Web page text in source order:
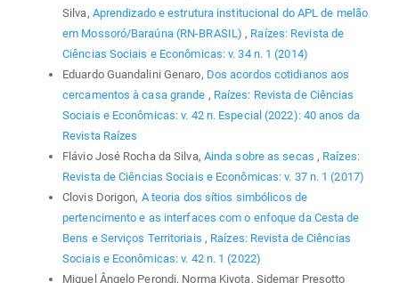
Silva, Aprendizado e estrutura institucional do APL de melão
em Mossoró/Baraúna (RN-BRASIL) , Raízes: Revista de
Ciências Sociais e Econômicas: v. 34 n. 1 (2014)
Eduardo Guandalini Genaro, Dos acordos cotidianos aos
cercamentos à casa grande , Raízes: Revista de Ciências
Sociais e Econômicas: v. 42 n. Especial (2022): 40 anos da
Revista Raízes
Flávio José Rocha da Silva, Ainda sobre as secas , Raízes:
Revista de Ciências Sociais e Econômicas: v. 37 n. 1 (2017)
Clovis Dorigon, A teoria dos sítios simbólicos de
pertencimento e as interfaces com o enfoque da Cesta de
Bens e Serviços Territoriais , Raízes: Revista de Ciências
Sociais e Econômicas: v. 42 n. 1 (2022)
Miguel Ângelo Perondi, Norma Kiyota, Sidemar Presotto